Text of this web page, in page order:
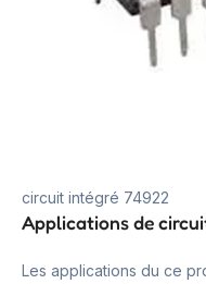
circuit intégré 74922
Applications de
Les applications du ce